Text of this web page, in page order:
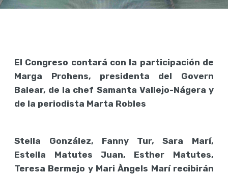
El Congreso contará con la participación de
Marga Prohens, presidenta del Govern
Balear, de la chef Samanta Vallejo-Nágera y
de la periodista Marta Robles
Stella González, Fanny Tur, Sara Marí,
Estella Matutes Juan, Esther Matutes,
Teresa Bermejo y Mari Àngels Marí recibirán